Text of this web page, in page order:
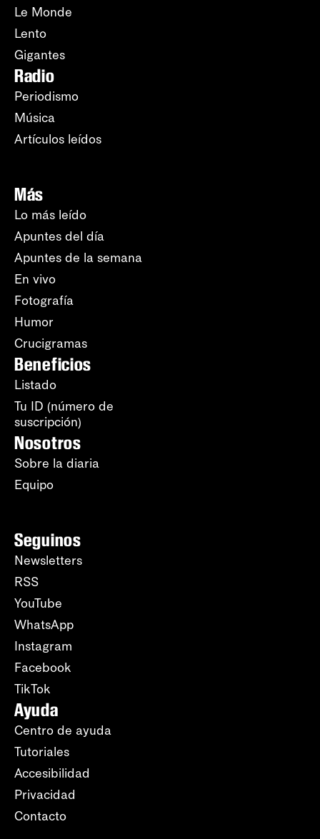
Le Monde
Lento
Gigantes
Radio
Periodismo
Música
Artículos leídos
Más
Lo más leído
Apuntes del día
Apuntes de la semana
En vivo
Fotografía
Humor
Crucigramas
Beneficios
Listado
Tu ID (número de
suscripción)
Nosotros
Sobre la diaria
Equipo
Seguinos
Newsletters
RSS
YouTube
WhatsApp
Instagram
Facebook
TikTok
Ayuda
Centro de ayuda
Tutoriales
Accesibilidad
Privacidad
Contacto